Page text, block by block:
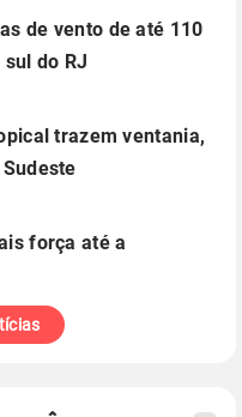
de vento de até 110
do RJ
trazem ventania,
força até a